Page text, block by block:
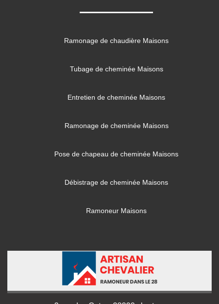
Ramonage de chaudière Maisons
Tubage de cheminée Maisons
Entretien de cheminée Maisons
Ramonage de cheminée Maisons
Pose de chapeau de cheminée Maisons
Débistrage de cheminée Maisons
Ramoneur Maisons